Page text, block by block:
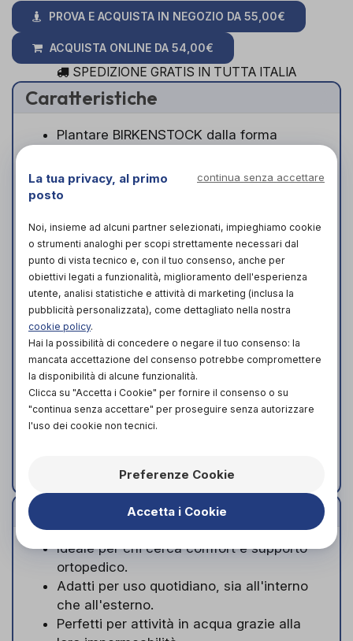
PROVA E ACQUISTA IN NEGOZIO DA 55,00€
ACQUISTA ONLINE DA 54,00€
SPEDIZIONE GRATIS IN TUTTA ITALIA
Caratteristiche
Plantare BIRKENSTOCK dalla forma
Tomaia/sottopiede/suola: EVA in un pezzo
unico
ultraleggero
“Made in Germany”
Composizione
Tomaia: EVA
EVA (etilene vinil acetato) è una plastica
pregiata, particolarmente leggera ed
elastica, dotata di ottime proprietà
ammortizzanti. È in grado di compensare
lievi irregolarità del terreno e ammortizza
dolcemente i passi durante la camminata.
Suola interna: EVA
Indicazioni
Ideale per chi cerca comfort e supporto
ortopedico.
Adatti per uso quotidiano, sia all'interno
che all'esterno.
Perfetti per attività in acqua grazie alla
La tua privacy, al primo
posto
continua senza accettare
Noi, insieme ad alcuni partner selezionati, impieghiamo cookie
o strumenti analoghi per scopi strettamente necessari dal
punto di vista tecnico e, con il tuo consenso, anche per
obiettivi legati a funzionalità, miglioramento dell'esperienza
utente, analisi statistiche e attività di marketing (inclusa la
pubblicità personalizzata), come dettagliato nella nostra
cookie policy.
Hai la possibilità di concedere o negare il tuo consenso: la
mancata accettazione del consenso potrebbe compromettere
la disponibilità di alcune funzionalità.
Clicca su "Accetta i Cookie" per fornire il consenso o su
"continua senza accettare" per proseguire senza autorizzare
l'uso dei cookie non tecnici.
Preferenze Cookie
Accetta i Cookie